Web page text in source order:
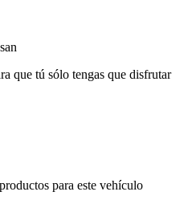
que tú sólo tengas que disfrutar
para este vehículo